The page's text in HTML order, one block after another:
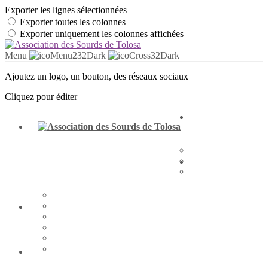
Exporter les lignes sélectionnées
Exporter toutes les colonnes
Exporter uniquement les colonnes affichées
Menu
Ajoutez un logo, un bouton, des réseaux sociaux
Cliquez pour éditer